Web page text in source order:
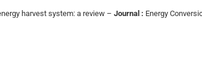
harvest system: a review – Journal : Energy